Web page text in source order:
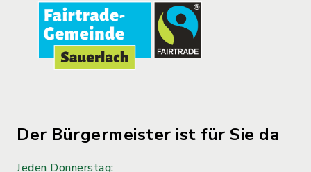
Der Bürgermeister ist für Sie da
Jeden Donnerstag: